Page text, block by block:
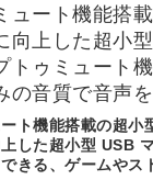
ュート機能搭
向上した超小
トゥミュート
の音質で音声
ト機能搭載の超小
した超小型 USB
きる、ゲームやス